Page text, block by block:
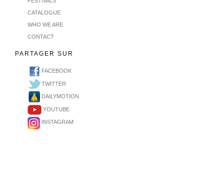
CATALOGUE
WHO WE ARE
CONTACT
PARTAGER SUR
FACEBOOK
TWITTER
DAILYMOTION
YOUTUBE
INSTAGRAM